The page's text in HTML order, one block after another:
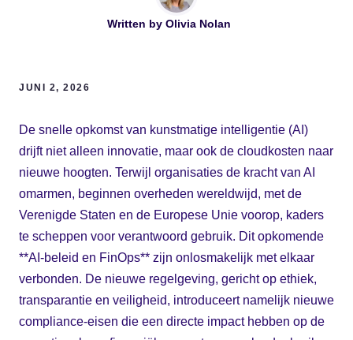
Written by Olivia Nolan
JUNI 2, 2026
De snelle opkomst van kunstmatige intelligentie (AI)
drijft niet alleen innovatie, maar ook de cloudkosten naar
nieuwe hoogten. Terwijl organisaties de kracht van AI
omarmen, beginnen overheden wereldwijd, met de
Verenigde Staten en de Europese Unie voorop, kaders
te scheppen voor verantwoord gebruik. Dit opkomende
**AI-beleid en FinOps** zijn onlosmakelijk met elkaar
verbonden. De nieuwe regelgeving, gericht op ethiek,
transparantie en veiligheid, introduceert namelijk nieuwe
compliance-eisen die een directe impact hebben op de